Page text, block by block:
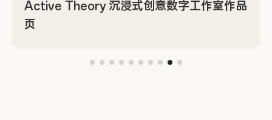
Active Theory 沉浸式创意数字工作室作品
页